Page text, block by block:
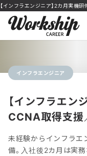
【インフラエンジニア】2カ月実機
インフラエンジニア
【インフラエン
CCNA取得支
未経験からインフラエ
備。入社後2カ月は実